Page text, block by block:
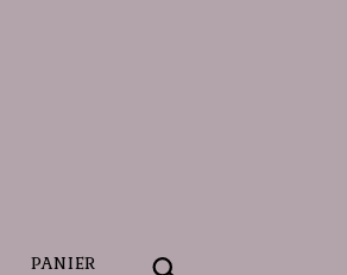
PANIER RECHERCHER…